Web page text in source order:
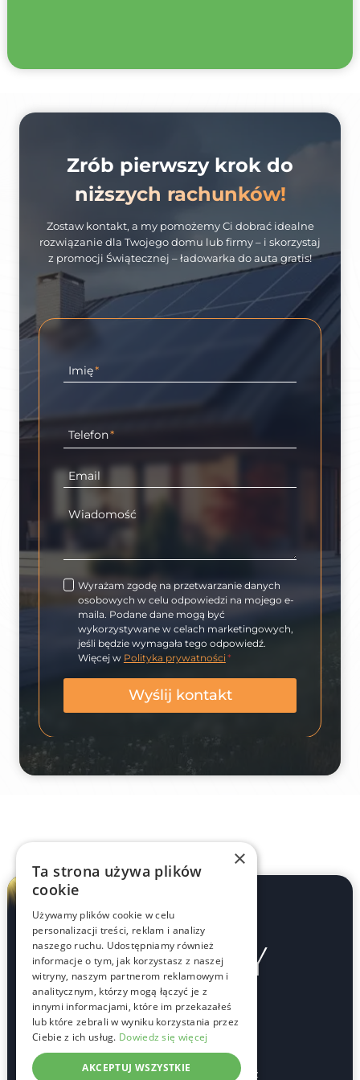
Zrób pierwszy krok do
niższych rachunków!
Zostaw kontakt, a my pomożemy Ci dobrać idealne
rozwiązanie dla Twojego domu lub firmy – i skorzystaj
z promocji Świątecznej – ładowarka do auta gratis!
Imię*
Telefon*
Email
Wiadomość
Wyrażam zgodę na przetwarzanie danych
osobowych w celu odpowiedzi na mojego e-
maila. Podane dane mogą być
wykorzystywane w celach marketingowych,
jeśli będzie wymagała tego odpowiedź.
Więcej w Polityka prywatności *
Wyślij kontakt
Oddziały
ul. Aleksandrowska 67/93, 91-205 Łódź
×
Ta strona używa plików
cookie
Używamy plików cookie w celu
personalizacji treści, reklam i analizy
naszego ruchu. Udostępniamy również
informacje o tym, jak korzystasz z naszej
witryny, naszym partnerom reklamowym i
analitycznym, którzy mogą łączyć je z
innymi informacjami, które im przekazałeś
lub które zebrali w wyniku korzystania przez
Ciebie z ich usług. Dowiedz się więcej
AKCEPTUJ WSZYSTKIE